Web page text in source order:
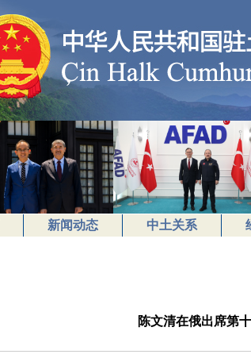
新闻动态 中土关系
陈文清在俄出席第